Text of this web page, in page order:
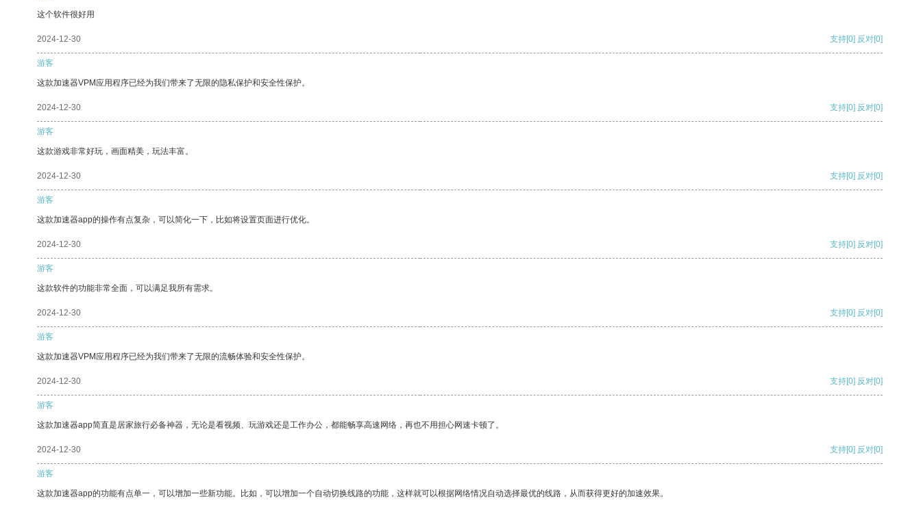
这个软件很好用
2024-12-30 支持[0] 反对[0]
游客
这款加速器VPM应用程序已经为我们带来了无限的隐私保护和安全性保护。
2024-12-30 支持[0] 反对[0]
游客
这款游戏非常好玩，画面精美，玩法丰富。
2024-12-30 支持[0] 反对[0]
游客
这款加速器app的操作有点复杂，可以简化一下，比如将设置页面进行优化。
2024-12-30 支持[0] 反对[0]
游客
这款软件的功能非常全面，可以满足我所有需求。
2024-12-30 支持[0] 反对[0]
游客
这款加速器VPM应用程序已经为我们带来了无限的流畅体验和安全性保护。
2024-12-30 支持[0] 反对[0]
游客
这款加速器app简直是居家旅行必备神器，无论是看视频、玩游戏还是工作办公，都能畅享高速网络，再也不用担心网速卡顿了。
2024-12-30 支持[0] 反对[0]
游客
这款加速器app的功能有点单一，可以增加一些新功能。比如，可以增加一个自动切换线路的功能，这样就可以根据网络情况自动选择最优的线路，从而获得更好的加速效果。